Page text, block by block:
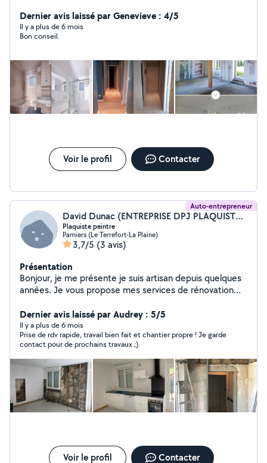
Dernier avis laissé par Genevieve : 4/5
Il y a plus de 6 mois
Bon conseil.
Voir le profil Contacter
Auto-entrepreneur
David Dunac (ENTREPRISE DPJ PLAQUISTE/JOINTEUR)
Plaquiste peintre
Pamiers (Le Terrefort-La Plaine)
3,7/5 (3 avis)
Présentation
Bonjour, je me présente je suis artisan depuis quelques
années. Je vous propose mes services de rénovation
Petite maçonnerie, je suis assez réactif et à l'écoute de
mes clients.
Dernier avis laissé par Audrey : 5/5
Il y a plus de 6 mois
Prise de rdv rapide, travail bien fait et chantier propre ! Je garde
contact pour de prochains travaux ;)
Voir le profil Contacter